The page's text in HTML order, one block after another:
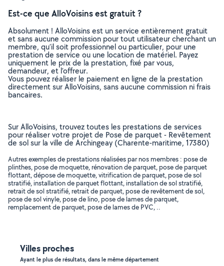
Est-ce que AlloVoisins est gratuit ?
Absolument ! AlloVoisins est un service entièrement gratuit
et sans aucune commission pour tout utilisateur cherchant un
membre, qu’il soit professionnel ou particulier, pour une
prestation de service ou une location de matériel. Payez
uniquement le prix de la prestation, fixé par vous,
demandeur, et l’offreur.
Vous pouvez réaliser le paiement en ligne de la prestation
directement sur AlloVoisins, sans aucune commission ni frais
bancaires.
Sur AlloVoisins, trouvez toutes les prestations de services
pour réaliser votre projet de Pose de parquet - Revêtement
de sol sur la ville de Archingeay (Charente-maritime, 17380)
Autres exemples de prestations réalisées par nos membres : pose de
plinthes, pose de moquette, rénovation de parquet, pose de parquet
flottant, dépose de moquette, vitrification de parquet, pose de sol
stratifié, installation de parquet flottant, installation de sol stratifié,
retrait de sol stratifié, retrait de parquet, pose de revêtement de sol,
pose de sol vinyle, pose de lino, pose de lames de parquet,
remplacement de parquet, pose de lames de PVC, ..
Villes proches
Ayant le plus de résultats, dans le même département